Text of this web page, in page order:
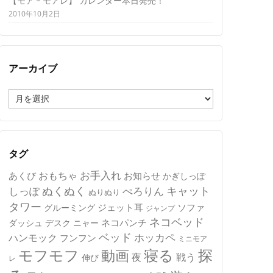
2010年10月2日
アーカイブ
ー
カ
イ
タグ
あくび おもちゃ お手入れ お知らせ かぎしっぽ
しっぽ ぬくぬく ぬりぬり ぺろりん キャット
タワー グルーミング ジェット耳 ジャンプ ソファ
ダッシュ デスク ニャー ネコパンチ ネコベッド
ハンモック フンフン ベッド ホッカペ ミニモア
レ モフモフ 伸び 動画 夜 寝る 戦う 探